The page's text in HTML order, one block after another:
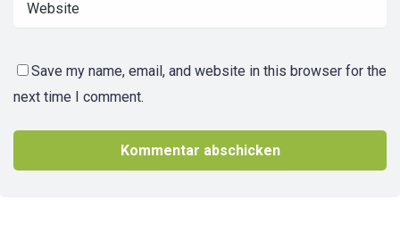
Save my name, email, and website in this browser for the
next time I comment.